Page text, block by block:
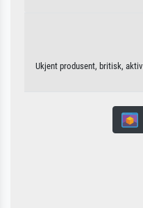
Ukjent produsent, britisk,